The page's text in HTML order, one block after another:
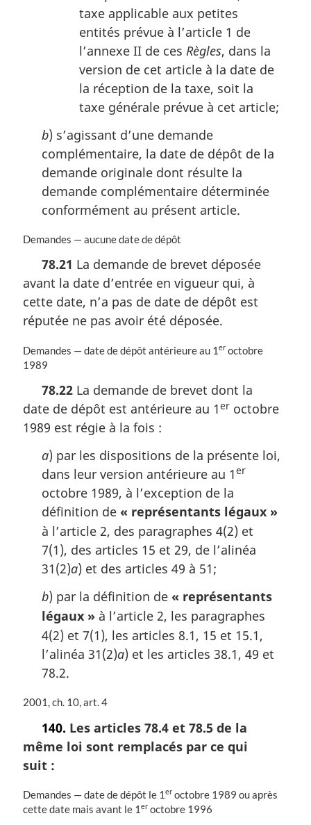
taxe applicable aux petites
entités prévue à l’article 1 de
l’annexe II de ces Règles, dans la
version de cet article à la date de
la réception de la taxe, soit la
taxe générale prévue à cet article;
b) s’agissant d’une demande
complémentaire, la date de dépôt de la
demande originale dont résulte la
demande complémentaire déterminée
conformément au présent article.
N
e
m
r
i
n
e
:
Demandes — aucune date de dépôt
78.21 La demande de brevet déposée
avant la date d’entrée en vigueur qui, à
cette date, n’a pas de date de dépôt est
réputée ne pas avoir été déposée.
N
o
m
a
Demandes — date de dépôt antérieure au 1 er octobre
1989
78.22 La demande de brevet dont la
date de dépôt est antérieure au 1er octobre
1989 est régie à la fois :
a) par les dispositions de la présente loi,
dans leur version antérieure au 1er
octobre 1989, à l’exception de la
définition de « représentants légaux »
à l’article 2, des paragraphes 4(2) et
7(1), des articles 15 et 29, de l’alinéa
31(2)a) et des articles 49 à 51;
b) par la définition de « représentants
légaux » à l’article 2, les paragraphes
4(2) et 7(1), les articles 8.1, 15 et 15.1,
l’alinéa 31(2)a) et les articles 38.1, 49 et
78.2.
N
e
m
r
2001, ch. 10, art. 4
140. Les articles 78.4 et 78.5 de la
même loi sont remplacés par ce qui
suit :
N
o
Demandes — date de dépôt le 1 er octobre 1989 ou après
cette date mais avant le 1 er octobre 1996